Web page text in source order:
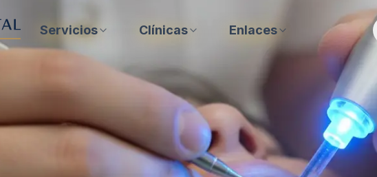
Servicios Clínicas Enlaces